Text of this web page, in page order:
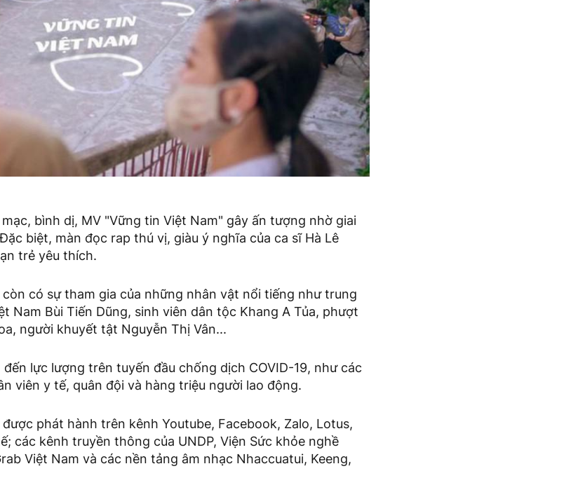
bình dị, MV "Vững tin Việt Nam" gây ấn tượng nhờ giai
biệt, màn đọc rap thú vị, giàu ý nghĩa của ca sĩ Hà Lê
trẻ yêu thích.
có sự tham gia của những nhân vật nổi tiếng như trung
Nam Bùi Tiến Dũng, sinh viên dân tộc Khang A Tủa, phượt
người khuyết tật Nguyễn Thị Vân...
lực lượng trên tuyến đầu chống dịch COVID-19, như các
viên y tế, quân đội và hàng triệu người lao động.
phát hành trên kênh Youtube, Facebook, Zalo, Lotus,
các kênh truyền thông của UNDP, Viện Sức khỏe nghề
Việt Nam và các nền tảng âm nhạc Nhaccuatui, Keeng,